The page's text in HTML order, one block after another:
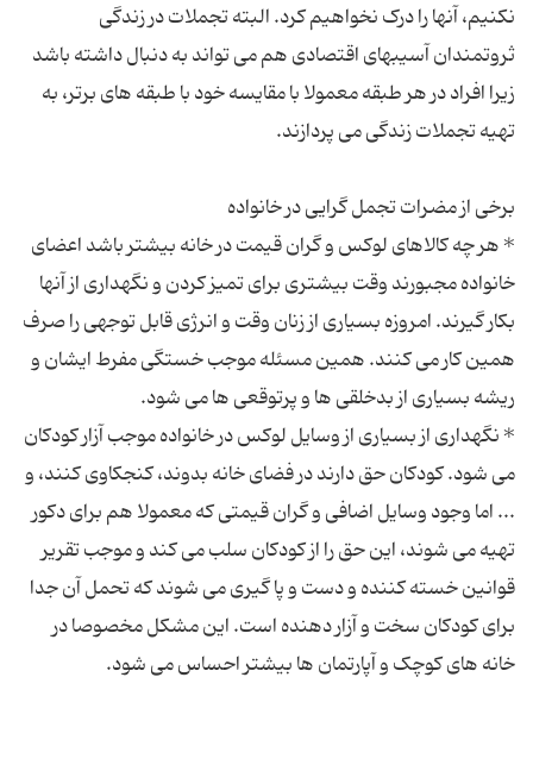
نکنیم، آنها را درک نخواهیم کرد. البته تجملات در زندگی
ثروتمندان آسیبهای اقتصادی هم می تواند به دنبال داشته باشد
زیرا افراد در هر طبقه معمولا با مقایسه خود با طبقه های برتر، به
* هر چه کالاهای لوکس و گران قیمت در خانه بیشتر باشد اعضای
خانواده مجبورند وقت بیشتری برای تمیز کردن و نگهداری از آنها
بکار گیرند. امروزه بسیاری از زنان وقت و انرژی قابل توجهی را صرف
همین کار می کنند. همین مسئله موجب خستگی مفرط ایشان و
* نگهداری از بسیاری از وسایل لوکس در خانواده موجب آزار کودکان
می شود. کودکان حق دارند در فضای خانه بدوند، کنجکاوی کنند، و
... اما وجود وسایل اضافی و گران قیمتی که معمولا هم برای دکور
تهیه می شوند، این حق را از کودکان سلب می کند و موجب تقریر
قوانین خسته کننده و دست و پا گیری می شوند که تحمل آن جدا
برای کودکان سخت و آزار دهنده است. این مشکل مخصوصا در